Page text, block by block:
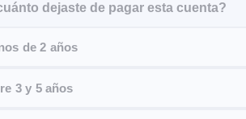
dejaste de pagar esta cuenta?
de 2 años
3 y 5 años